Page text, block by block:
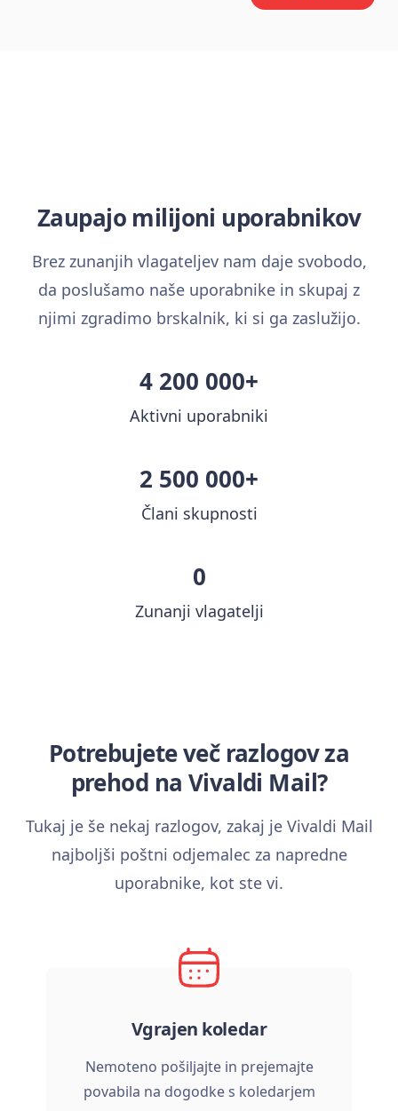
Zaupajo milijoni uporabnikov
Brez zunanjih vlagateljev nam daje svobodo,
da poslušamo naše uporabnike in skupaj z
njimi zgradimo brskalnik, ki si ga zaslužijo.
4 200 000+
Aktivni uporabniki
2 500 000+
Člani skupnosti
0
Zunanji vlagatelji
Potrebujete več razlogov za
prehod na Vivaldi Mail?
Tukaj je še nekaj razlogov, zakaj je Vivaldi Mail
najboljši poštni odjemalec za napredne
uporabnike, kot ste vi.
Vgrajen koledar
Nemoteno pošiljajte in prejemajte
povabila na dogodke s koledarjem